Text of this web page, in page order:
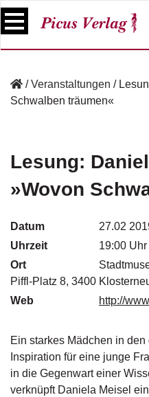
S
k
ü
h
V
r
n
t
a
lt
n
n
B
l
/ Veranstaltungen /
Schwalben träumen«
Lesung:
»Wovon
Datum
27.02
Uhrzeit
19:00 Uhr
Ort
Piffl-Platz 8, 3400
Web
http://
Ein starkes Mädchen in
Inspiration für eine junge
in die Gegenwart einer
verknüpft Daniela Meisel